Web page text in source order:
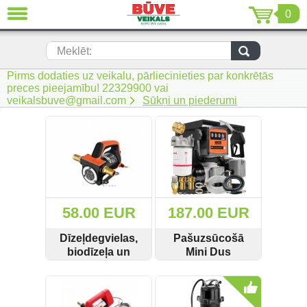
0
Meklēt:
Pirms dodaties uz veikalu, pārliecinieties par konkrētās
preces pieejamību! 22329900 vai
veikalsbuve@gmail.com
Sūkņi un piederumi
58.00 EUR
Dīzeļdegvielas,
biodīzeļa un
Suoli SL
SKATĪT PIRKT
187.00 EUR
Pašuzsūcošā
Mini Dus
Bass Polska 8218
70L/min Autostop
SKATĪT PIRKT
AIZVĒRT
Jaunumi (230)
Akumulatora instrumenti (205)
Akumulatoru lādētāji un piederumi
Auto ķīmija un piederumi kopšanai
Celtniecības tehnika (51)
Rokas elektroinstrumenti (2)